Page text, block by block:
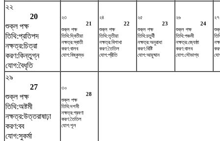
২২
20
শুক্ল পক্ষ
তিথি:প্রতিপদ
নক্ষত্র:চিত্রা
করণ:কিন্তুগ্ন
যোগ:বৈধৃতি
২৩
21
শুক্ল পক্ষ
তিথি:দ্বিতীয়া
নক্ষত্র:স্বাতী
করণ:বালব
যোগ:বিষ্কুম্ভ
২৪
22
শুক্ল পক্ষ
তিথি:তৃতীয়া
নক্ষত্র:বিশাখা
করণ:তৈতিল
যোগ:প্রীতি
২৫
23
শুক্ল পক্ষ
তিথি:চতুর্থী
নক্ষত্র:অনুরাধা
করণ:বিষ্টি
যোগ:আয়ুষ্মান
২৬
24
শুক্ল পক্ষ
তিথি:পঞ্চমী
নক্ষত্র:জ্যেষ্ঠা
করণ:বালব
যোগ:সৌভাগ্য
২৭
২৯
27
শুক্ল পক্ষ
তিথি:অষ্টমী
নক্ষত্র:উত্তরাষাঢ়া
করণ:বব
যোগ:সুকর্মা
৩০
28
শুক্ল পক্ষ
তিথি:দশমী
নক্ষত্র:শ্রবণা
করণ:তৈতিল
যোগ:শূল